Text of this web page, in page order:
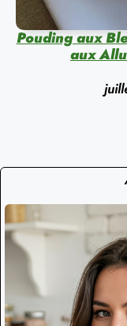
Pouding aux
aux